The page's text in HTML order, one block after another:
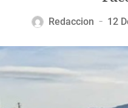
Redaccion — 12